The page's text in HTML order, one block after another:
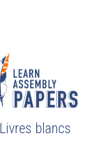
Livres blancs